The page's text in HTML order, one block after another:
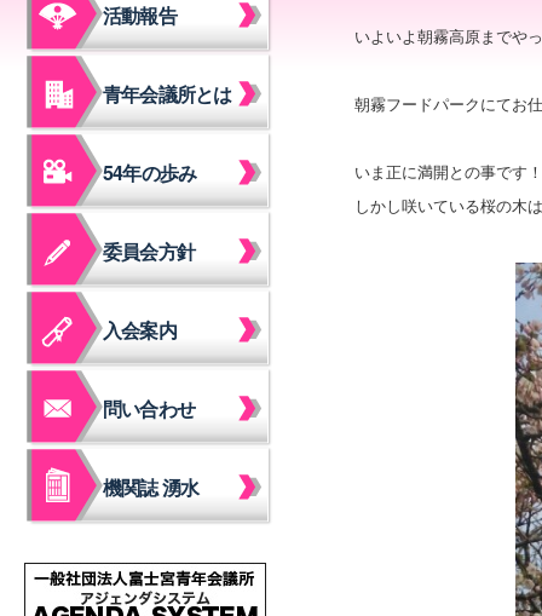
活動報告
青年会議所とは
54年の歩み
委員会方針
入会案内
問い合わせ
機関誌 湧水
いよいよ朝霧高原までや
朝霧フードパークにてお
いま正に満開との事です！
しかし咲いている桜の木